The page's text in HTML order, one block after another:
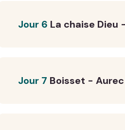
Jour 6 La chaise Dieu
Jour 7 Boisset -